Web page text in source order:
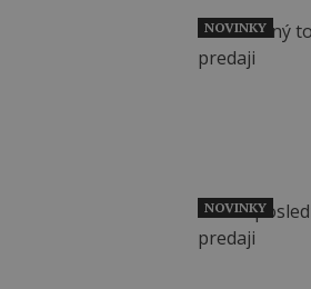
NOVINKY
NOVINKY